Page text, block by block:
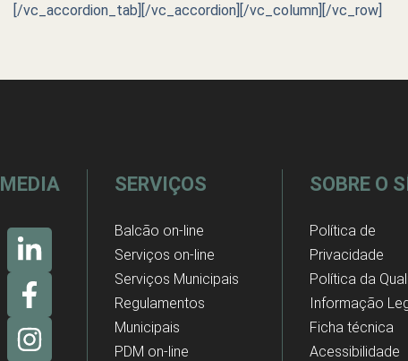
[/vc_accordion_tab][/vc_accordion][/vc_column][/vc_row]
MEDIA SERVIÇOS
Balcão on-line
Serviços on-line
Serviços Municipais
Regulamentos
Municipais
PDM on-line
SOBRE O
Política de
Privacidade
Política da
Informação
Ficha técnica
Acessibilidade